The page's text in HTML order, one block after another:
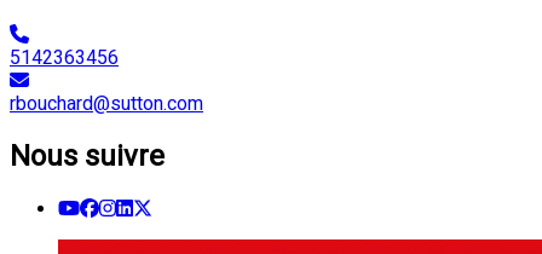
5142363456
rbouchard@sutton.com
Nous suivre